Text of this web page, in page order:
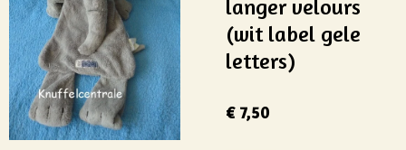
langer velours
(wit label gele
letters)
€ 7,50